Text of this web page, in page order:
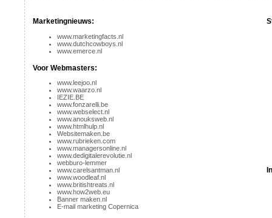
Marketingnieuws:
www.marketingfacts.nl
www.dutchcowboys.nl
www.emerce.nl
Voor Webmasters:
www.leejoo.nl
www.waarzo.nl
IEZIE.BE
www.fonzarelli.be
www.webselect.nl
www.anouksweb.nl
www.htmlhulp.nl
Websitemaken.be
www.rubrieken.com
www.managersonline.nl
www.dedigitalerevolutie.nl
webburo-lemmer
www.carelsantman.nl
www.woodleaf.nl
www.britishtreats.nl
www.how2web.eu
Banner maken.nl
E-mail marketing Copernica